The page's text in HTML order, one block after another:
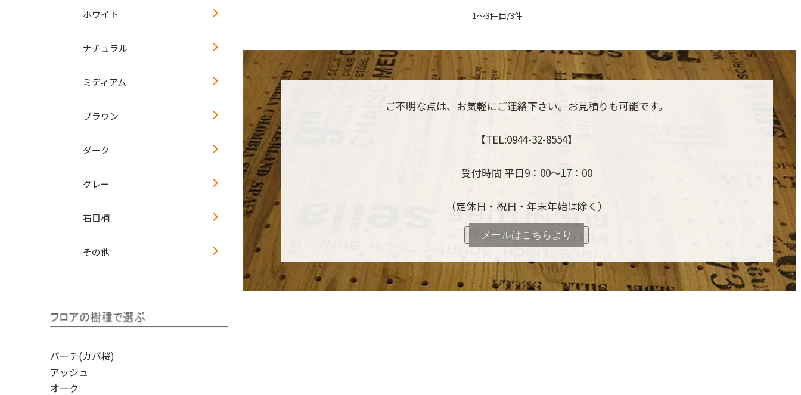
1～3件目/3件
ご不明な点は、お気軽にご連絡下さい。お見積りも可能です。
【TEL:0944-32-8554】
受付時間 平日9：00～17：00
（定休日・祝日・年末年始は除く）
メールはこちらより
ホワイト
ナチュラル
ミディアム
ブラウン
ダーク
グレー
石目柄
その他
バーチ(カバ桜)
アッシュ
オーク